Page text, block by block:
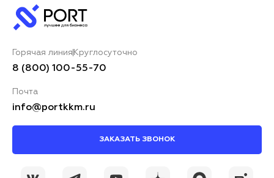
Горячая линия Круглосуточно
8 (800) 100-55-70
Почта
info@portkkm.ru
ЗАКАЗАТЬ ЗВОНОК